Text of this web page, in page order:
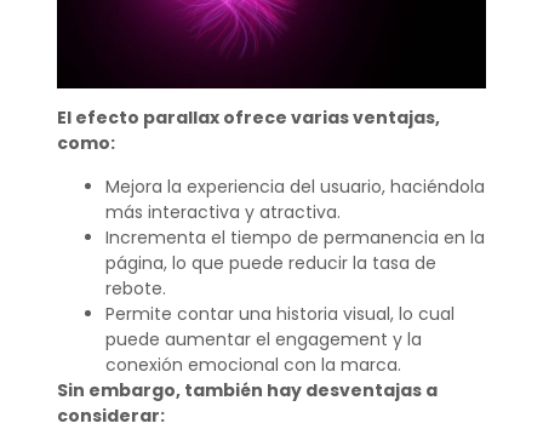
El efecto parallax ofrece varias ventajas,
como:
Mejora la experiencia del usuario, haciéndola
más interactiva y atractiva.
Incrementa el tiempo de permanencia en la
página, lo que puede reducir la tasa de
rebote.
Permite contar una historia visual, lo cual
puede aumentar el engagement y la
conexión emocional con la marca.
Sin embargo, también hay desventajas a
considerar: